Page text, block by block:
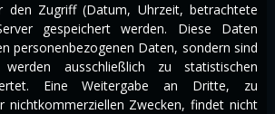
den Zugriff (Datum, Uhrzeit, betrachtete
gespeichert werden. Diese Daten
personenbezogenen Daten, sondern sind
ausschließlich zu statistischen
Eine Weitergabe an Dritte, zu
nichtkommerziellen Zwecken, findet nicht